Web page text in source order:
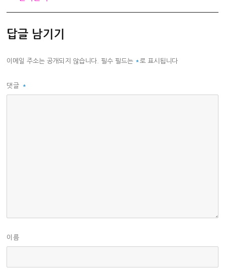
답글 남기기
이메일 주소는 공개되지 않습니다. 필수 필드는 * 로 표시됩니다
댓글 *
이름